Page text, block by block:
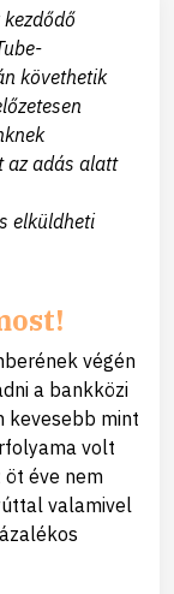
követhetik
az adás alatt
elküldheti
végén
a bankközi
kevesebb mint
volt
öt éve nem
valamivel